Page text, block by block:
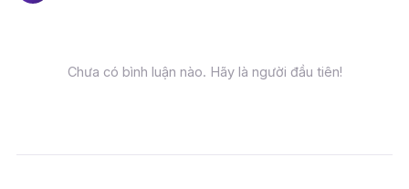
Chưa có bình luận nào. Hãy là người đầu tiên!